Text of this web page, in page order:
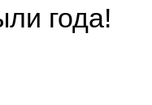
года!